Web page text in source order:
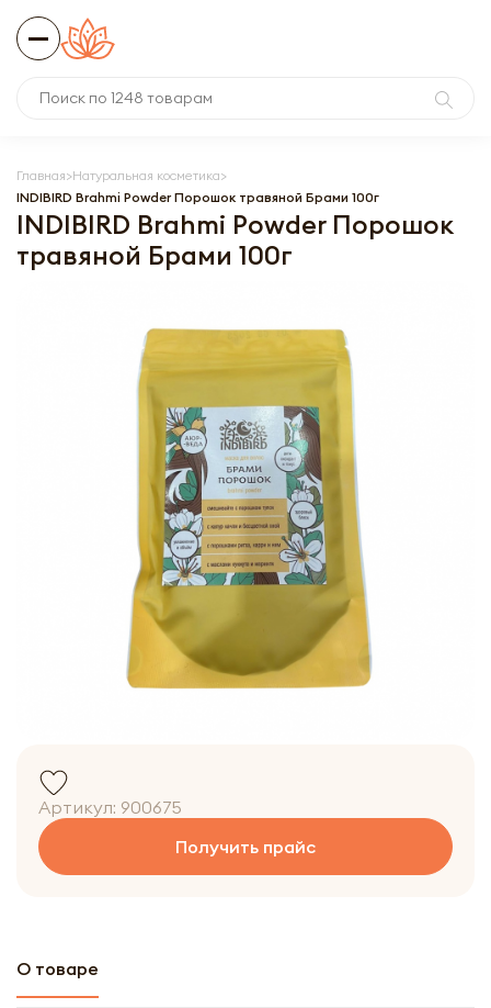
Главная Натуральная косметика
INDIBIRD Brahmi Powder Порошок травяной Брами 100г
INDIBIRD Brahmi Powder Порошок
травяной Брами 100г
Артикул: 900675
Получить прайс
О товаре